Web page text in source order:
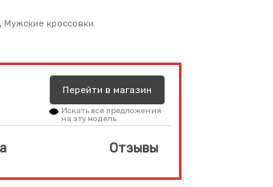
, Мужские кроссовки
Перейти в магазин
Искать все предложения
на эту модель
Отзывы